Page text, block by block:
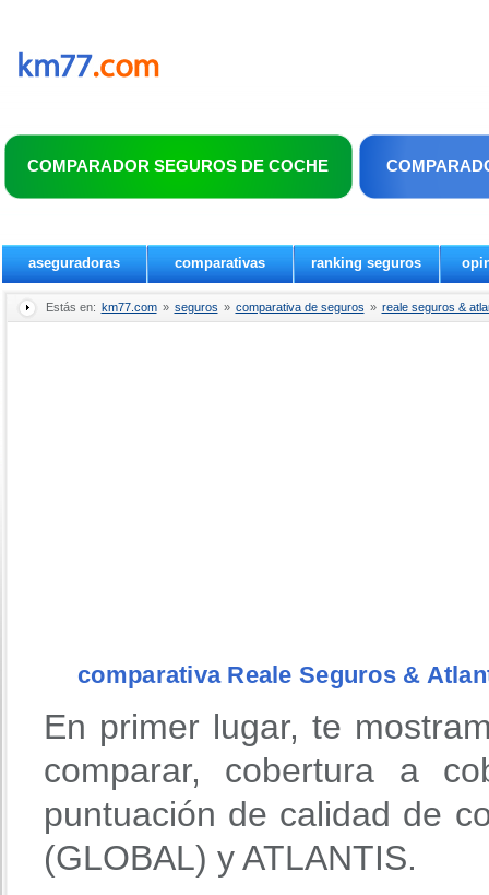
COMPARADOR SEGUROS DE COCHE
aseguradoras comparativas ranking seguros
Estás en: km77.com » seguros » comparativa de seguros » reale seguros &
comparativa Reale Seguros &
En primer lugar, te
comparar, cobertura a
puntuación de calidad de
(GLOBAL) y ATLANTIS.